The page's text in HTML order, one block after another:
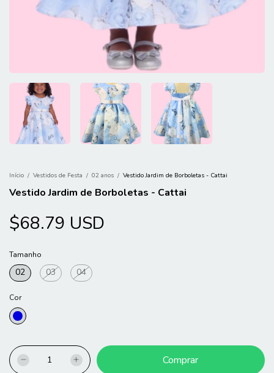
Início / Vestidos de Festa / 02 anos / Vestido Jardim de Borboletas - Cattai
Vestido Jardim de Borboletas - Cattai
$68.79 USD
Tamanho
02 03 04
Cor